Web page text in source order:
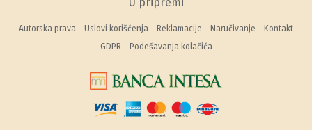
U pripremi
Autorska prava Uslovi korišćenja Reklamacije Naručivanje
Kontakt
GDPR
Podešavanja kolačića